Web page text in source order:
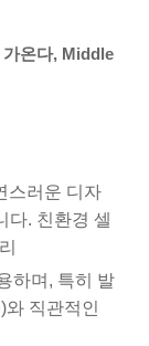
가온다, Middle
스러운 디자
다. 친환경 셀
하며, 특히 발
직관적인